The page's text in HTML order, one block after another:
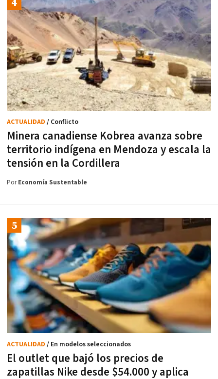
Minera canadiense Kobrea avanza sobre
territorio indígena en Mendoza y escala la
tensión en la Cordillera
ACTUALIDAD / Conflicto
PorEconomía Sustentable
El outlet que bajó los precios de
zapatillas Nike desde $54.000 y aplica
ACTUALIDAD / En modelos seleccionados